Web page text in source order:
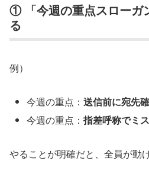
① 「今週の重点スローガ
る
例）
今週の重点：送信前に宛先
今週の重点：指差呼称でミ
やることが明確だと、全員が動け